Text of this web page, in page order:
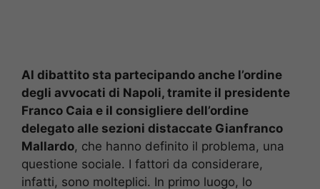
Al dibattito sta partecipando anche l’ordine
degli avvocati di Napoli, tramite il presidente
Franco Caia e il consigliere dell’ordine
delegato alle sezioni distaccate Gianfranco
Mallardo, che hanno definito il problema, una
questione sociale. I fattori da considerare,
infatti, sono molteplici. In primo luogo, lo